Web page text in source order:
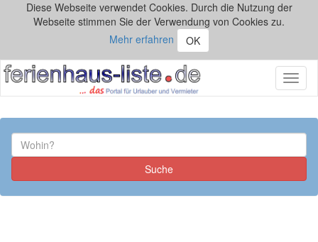
Diese Webseite verwendet Cookies. Durch die Nutzung der
Webseite stimmen Sie der Verwendung von Cookies zu.
Mehr erfahren
OK